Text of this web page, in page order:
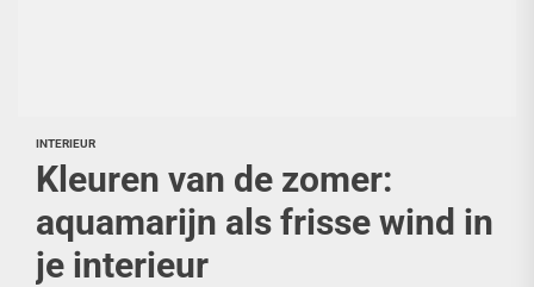
INTERIEUR
Kleuren van de zomer:
aquamarijn als frisse wind in
je interieur